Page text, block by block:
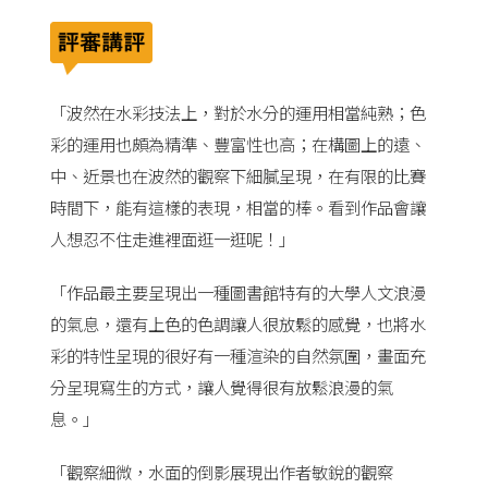
「波然在水彩技法上，對於水分的運用相當純熟；色
彩的運用也頗為精準、豐富性也高；在構圖上的遠、
中、近景也在波然的觀察下細膩呈現，在有限的比賽
時間下，能有這樣的表現，相當的棒。看到作品會讓
人想忍不住走進裡面逛一逛呢！」
「作品最主要呈現出一種圖書館特有的大學人文浪漫
的氣息，還有上色的色調讓人很放鬆的感覺，也將水
彩的特性呈現的很好有一種渲染的自然氛圍，畫面充
分呈現寫生的方式，讓人覺得很有放鬆浪漫的氣
息。」
「觀察細微，水面的倒影展現出作者敏銳的觀察